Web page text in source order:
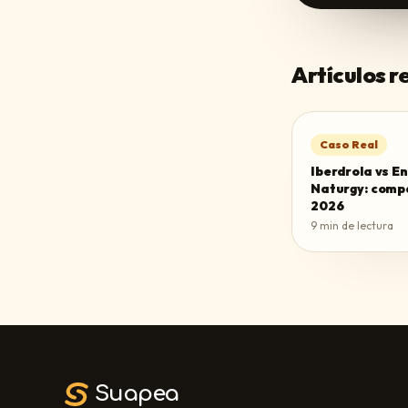
Artículos
Caso Real
Iberdrola vs
Naturgy:
2026
9 min de lectura
Suapea